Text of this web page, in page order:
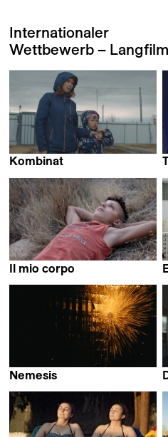
Internationaler
Wettbewerb –
Kombinat
Il mio corpo
Nemesis